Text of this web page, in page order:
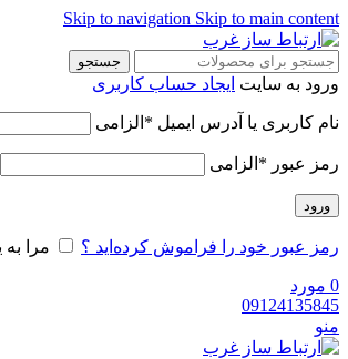
Skip to navigation Skip to main content
جستجو
ورود به سایت ایجاد حساب کاربری
نام کاربری یا آدرس ایمیل * الزامی
رمز عبور * الزامی
ورود
رمز عبور خود را فراموش کرده‌اید ؟ مرا به
0 مورد
09124135845
منو